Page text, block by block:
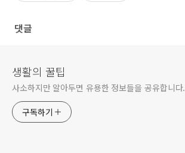
댓글
생활의 꿀팁
사소하지만 알아두면 유용한 정보들을 공유합니다.
구독하기